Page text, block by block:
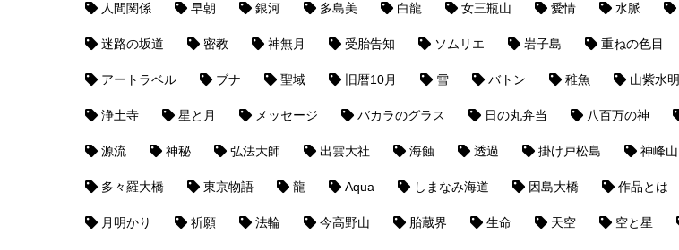
人間関係 早朝 銀河 多島美 白龍 女三瓶山 愛情 水脈
迷路の坂道 密教 神無月 受胎告知 ソムリエ 岩子島 重ねの色目
アートラベル ブナ 聖域 旧暦10月 雪 バトン 稚魚 山紫水明
浄土寺 星と月 メッセージ バカラのグラス 日の丸弁当 八百万の神
源流 神秘 弘法大師 出雲大社 海蝕 透過 掛け戸松島 神峰山
多々羅大橋 東京物語 龍 Aqua しまなみ海道 因島大橋 作品とは
月明かり 祈願 法輪 今高野山 胎蔵界 生命 天空 空と星